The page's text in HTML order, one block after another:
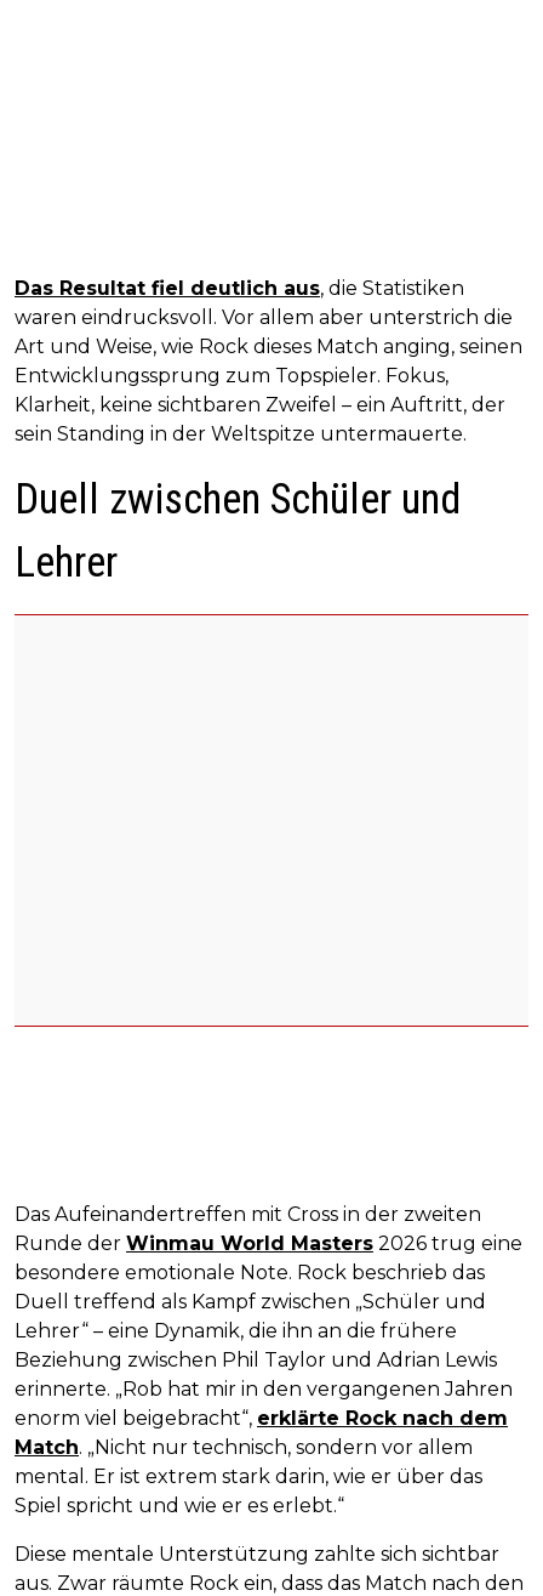
Das Resultat fiel deutlich aus, die Statistiken
waren eindrucksvoll. Vor allem aber unterstrich die
Art und Weise, wie Rock dieses Match anging, seinen
Entwicklungssprung zum Topspieler. Fokus,
Klarheit, keine sichtbaren Zweifel – ein Auftritt, der
sein Standing in der Weltspitze untermauerte.
Duell zwischen Schüler und
Lehrer
Das Aufeinandertreffen mit Cross in der zweiten
Runde der Winmau World Masters 2026 trug eine
besondere emotionale Note. Rock beschrieb das
Duell treffend als Kampf zwischen „Schüler und
Lehrer“ – eine Dynamik, die ihn an die frühere
Beziehung zwischen Phil Taylor und Adrian Lewis
erinnerte. „Rob hat mir in den vergangenen Jahren
enorm viel beigebracht“, erklärte Rock nach dem
Match. „Nicht nur technisch, sondern vor allem
mental. Er ist extrem stark darin, wie er über das
Spiel spricht und wie er es erlebt.“
Diese mentale Unterstützung zahlte sich sichtbar
aus. Zwar räumte Rock ein, dass das Match nach den